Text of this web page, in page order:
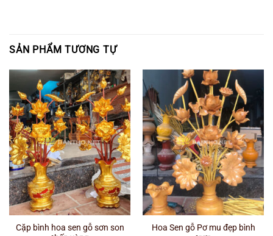
SẢN PHẨM TƯƠNG TỰ
Cặp bình hoa sen gỗ sơn son
Hoa Sen gỗ Pơ mu đẹp bình